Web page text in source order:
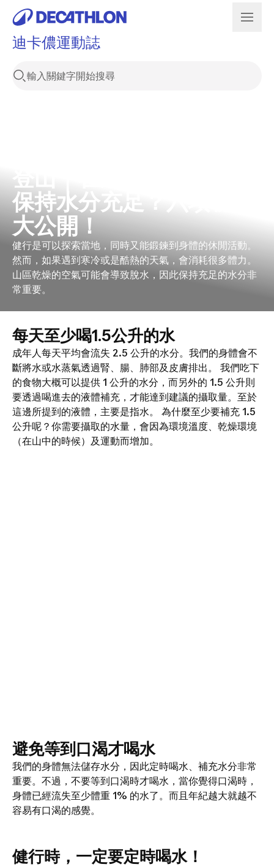
迪卡儂運動誌
登山｜在外健行時該如何
保持水分充足？六項秘笈
大公開！
健行是可以探索當地，同時又能鍛鍊到身體的休閒活動。
然而，如果遇到寒冷或是酷熱的天氣，會消耗很多體力。
山區乾燥的空氣可能會導致脫水，因此保持充足的水分非
常重要。
每天至少喝1.5公升的水
成年人每天平均會流失 2.5 公升的水分。我們的身體會不
斷將水或水蒸氣透過腎、腸、肺部及皮膚排出。 我們吃下
的食物大概可以提供 1 公升的水分，而另外的 1.5 公升則
要透過喝進去的液體補充，才能達到建議的攝取量。至於
這邊所提到的液體，主要是指水。 為什麼至少要補充 1.5
公升呢？你需要攝取的水量，會因為環境溫度、乾燥環境
（在山中的時候）及運動而增加。
避免等到口渴才喝水
我們的身體無法儲存水分，因此定時喝水、補充水分非常
重要。不過，不要等到口渴時才喝水，當你覺得口渴時，
身體已經流失至少體重 1% 的水了。而且年紀越大就越不
容易有口渴的感覺。
健行時，一定要定時喝水！